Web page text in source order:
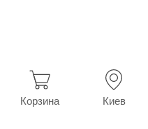
Корзина Киев
Сермион табл. п/о 30 мг №30